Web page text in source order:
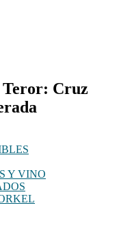
Y VINO
Teror: Cruz